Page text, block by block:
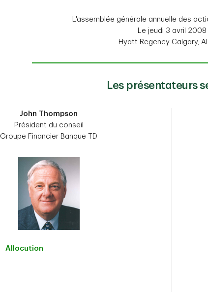
L'assemblée générale annuelle des
Le jeudi 3 avril 2008
Hyatt Regency Calgary,
Les présentateurs
John Thompson
Président du conseil
Groupe Financier Banque TD
Allocution